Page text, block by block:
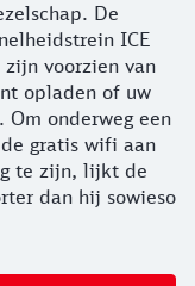
De
ICE
voorzien van
opladen of uw
onderweg een
gratis wifi aan
te zijn, lijkt de
dan hij sowieso